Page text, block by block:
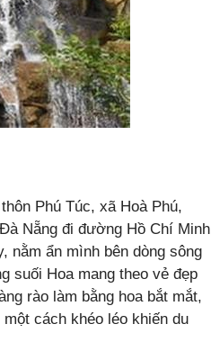
Phú Túc, xã Hoà Phú,
Nẵng đi đường Hồ Chí
nằm ẩn mình bên dòng sông
suối Hoa mang theo vẻ đẹp
rào làm bằng hoa bắt mắt,
cách khéo léo khiến du